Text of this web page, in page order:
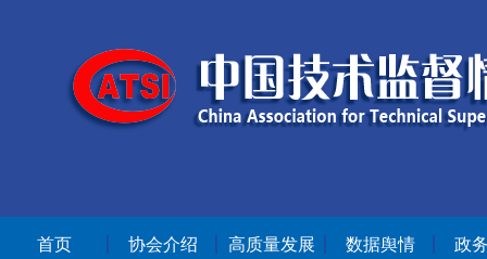
首页 协会介绍 高质量发展 数据舆情 政